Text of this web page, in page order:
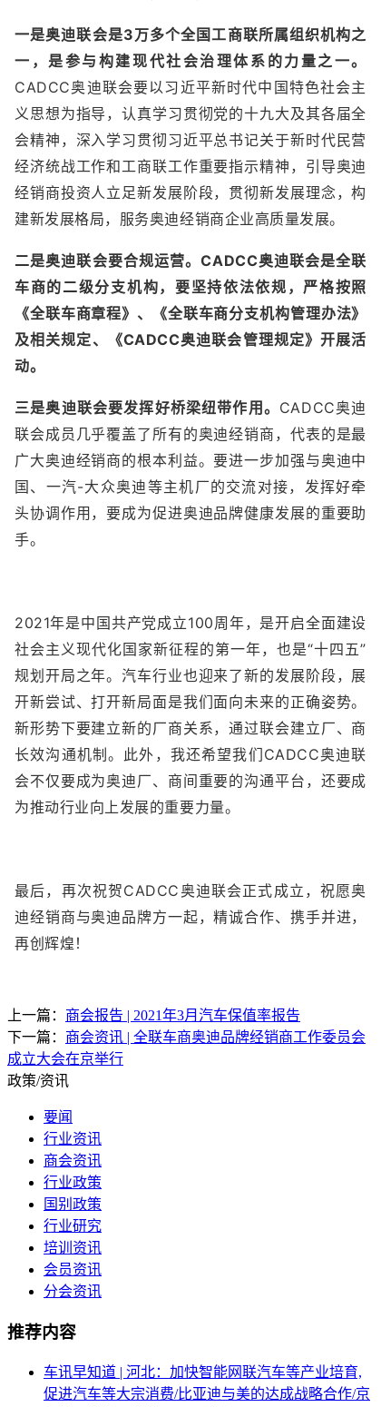
一是奥迪联会是3万多个全国工商联所属组织机构之
一，是参与构建现代社会治理体系的力量之一。
CADCC奥迪联会要以习近平新时代中国特色社会主
义思想为指导，认真学习贯彻党的十九大及其各届全
会精神，深入学习贯彻习近平总书记关于新时代民营
经济统战工作和工商联工作重要指示精神，引导奥迪
经销商投资人立足新发展阶段，贯彻新发展理念，构
建新发展格局，服务奥迪经销商企业高质量发展。
二是奥迪联会要合规运营。CADCC奥迪联会是全联
车商的二级分支机构，要坚持依法依规，严格按照
《全联车商章程》、《全联车商分支机构管理办法》
及相关规定、《CADCC奥迪联会管理规定》开展活
动。
三是奥迪联会要发挥好桥梁纽带作用。 CADCC奥迪
联会成员几乎覆盖了所有的奥迪经销商，代表的是最
广大奥迪经销商的根本利益。要进一步加强与奥迪中
国、一汽-大众奥迪等主机厂的交流对接，发挥好牵
头协调作用，要成为促进奥迪品牌健康发展的重要助
手。
2021年是中国共产党成立100周年，是开启全面建设
社会主义现代化国家新征程的第一年，也是“十四五”
规划开局之年。汽车行业也迎来了新的发展阶段，展
开新尝试、打开新局面是我们面向未来的正确姿势。
新形势下要建立新的厂商关系，通过联会建立厂、商
长效沟通机制。此外，我还希望我们CADCC奥迪联
会不仅要成为奥迪厂、商间重要的沟通平台，还要成
为推动行业向上发展的重要力量。
最后，再次祝贺CADCC奥迪联会正式成立，祝愿奥
迪经销商与奥迪品牌方一起，精诚合作、携手并进，
再创辉煌！
上一篇： 商会报告 | 2021年3月汽车保值率报告
下一篇： 商会资讯 | 全联车商奥迪品牌经销商工作委员会
成立大会在京举行
政策/资讯
要闻
行业资讯
商会资讯
行业政策
国别政策
行业研究
培训资讯
会员资讯
分会资讯
推荐内容
车讯早知道 | 河北：加快智能网联汽车等产业培育,
促进汽车等大宗消费/比亚迪与美的达成战略合作/京